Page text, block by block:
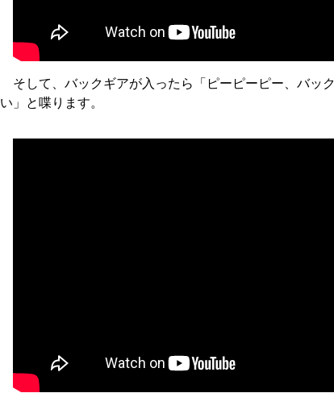
そして、バックギアが入ったら「ピーピーピー、バッ
い」と喋ります。